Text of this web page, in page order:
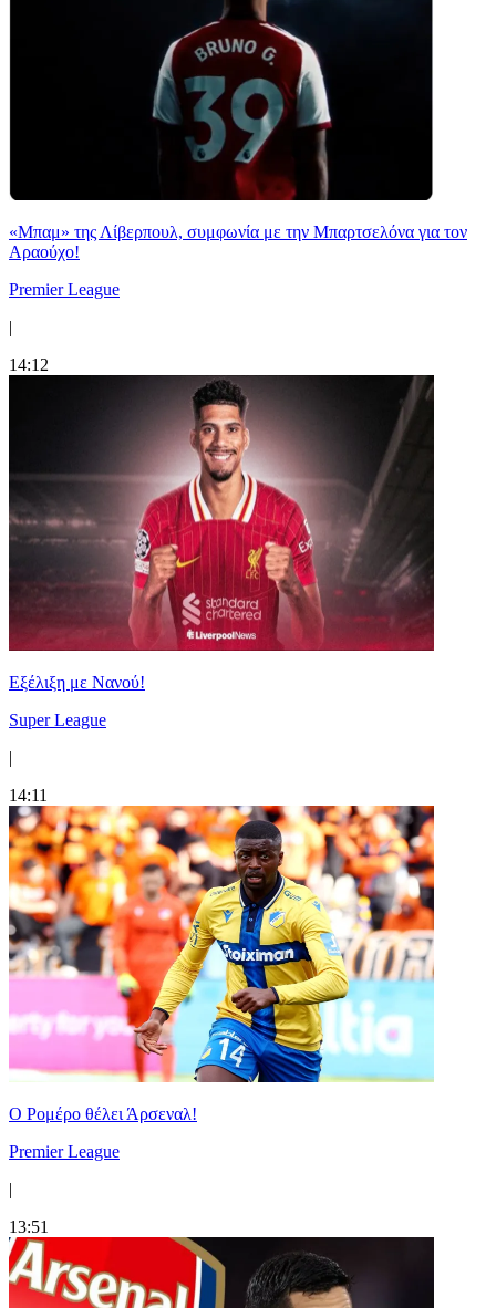
«Μπαμ» της Λίβερπουλ, συμφωνία με την Μπαρτσελόνα για τον
Αραούχο!
Premier League
|
14:12
Εξέλιξη με Νανού!
Super League
|
14:11
Ο Ρομέρο θέλει Άρσεναλ!
Premier League
|
13:51